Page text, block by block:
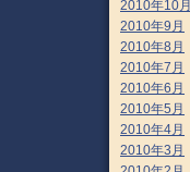
2010年10月
2010年9月
2010年8月
2010年7月
2010年6月
2010年5月
2010年4月
2010年3月